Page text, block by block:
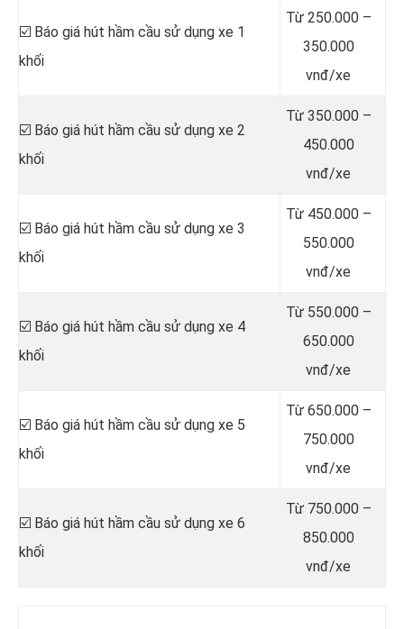
☑️ Báo giá hút hầm cầu sử dụng xe 1
khối
Từ 250.000 –
350.000
vnđ/xe
☑️ Báo giá hút hầm cầu sử dụng xe 2
khối
Từ 350.000 –
450.000
vnđ/xe
☑️ Báo giá hút hầm cầu sử dụng xe 3
khối
Từ 450.000 –
550.000
vnđ/xe
☑️ Báo giá hút hầm cầu sử dụng xe 4
khối
Từ 550.000 –
650.000
vnđ/xe
☑️ Báo giá hút hầm cầu sử dụng xe 5
khối
Từ 650.000 –
750.000
vnđ/xe
☑️ Báo giá hút hầm cầu sử dụng xe 6
khối
Từ 750.000 –
850.000
vnđ/xe